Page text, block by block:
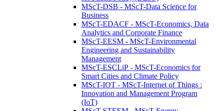
MScT-DSB - MScT-Data Science for
Business
MScT-EDACF - MScT-Economics, Data
Analytics and Corporate Finance
MScT-EESM - MScT-Environmental
Engineering and Sustainability
Management
MScT-ESCLiP - MScT-Economics for
Smart Cities and Climate Policy
MScT-IOT - MScT-Internet of Things :
Innovation and Management Program
(IoT)